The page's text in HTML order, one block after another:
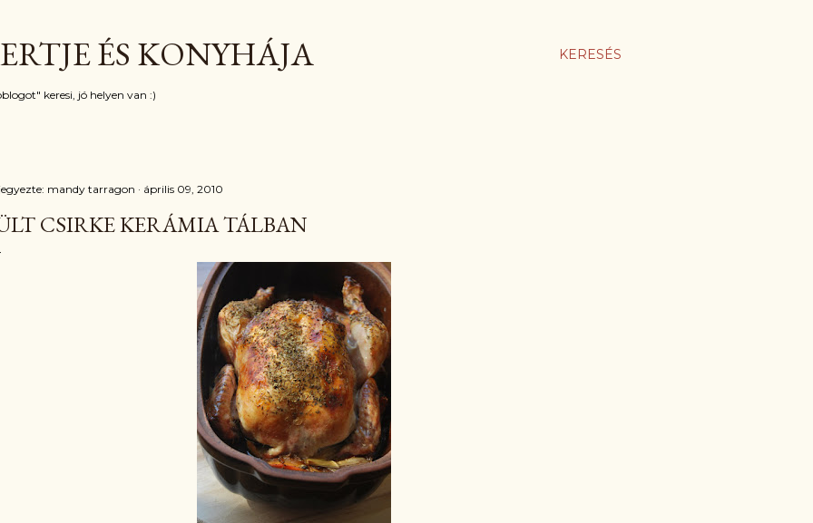
KERESÉS
ÉS KONYHÁJA
keresi, jó helyen van :)
mandy tarragon április 09, 2010
CSIRKE KERÁMIA TÁLBAN